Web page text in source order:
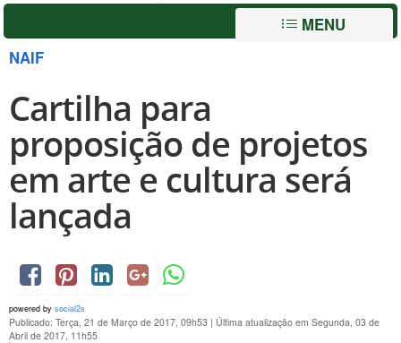
MENU
NAIF
Cartilha para
proposição de projetos
em arte e cultura será
lançada
powered by social2s
Publicado: Terça, 21 de Março de 2017, 09h53 | Última atualização em Segunda, 03 de
Abril de 2017, 11h55